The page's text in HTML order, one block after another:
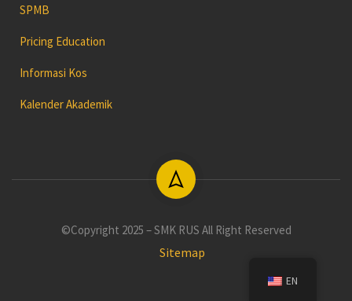
SPMB
Pricing Education
Informasi Kos
Kalender Akademik
©Copyright 2025 – SMK RUS All Right Reserved
Sitemap
EN